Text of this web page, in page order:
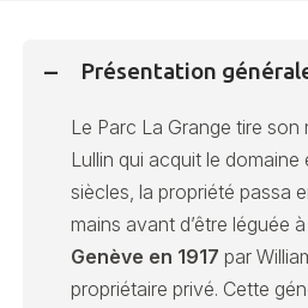
Présentation
Le Parc La Grange tire son
Lullin qui acquit le domaine
siècles, la propriété passa
mains avant d’être léguée
Genève en 1917 par
propriétaire privé. Cette